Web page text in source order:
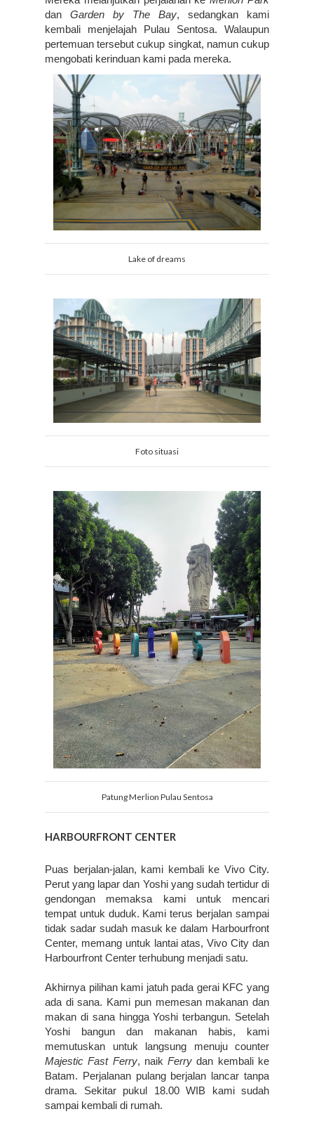
dan Garden by The Bay, sedangkan kami
kembali menjelajah Pulau Sentosa. Walaupun
pertemuan tersebut cukup singkat, namun cukup
mengobati kerinduan kami pada mereka.
Lake of dreams
Foto situasi
Patung Merlion Pulau Sentosa
HARBOURFRONT CENTER
Puas berjalan-jalan, kami kembali ke Vivo City.
Perut yang lapar dan Yoshi yang sudah tertidur di
gendongan memaksa kami untuk mencari
tempat untuk duduk. Kami terus berjalan sampai
tidak sadar sudah masuk ke dalam Harbourfront
Center, memang untuk lantai atas, Vivo City dan
Harbourfront Center terhubung menjadi satu.
Akhirnya pilihan kami jatuh pada gerai KFC yang
ada di sana. Kami pun memesan makanan dan
makan di sana hingga Yoshi terbangun. Setelah
Yoshi bangun dan makanan habis, kami
Majestic Fast Ferry, naik Ferry dan kembali ke
Batam. Perjalanan pulang berjalan lancar tanpa
drama. Sekitar pukul 18.00 WIB kami sudah
sampai kembali di rumah.